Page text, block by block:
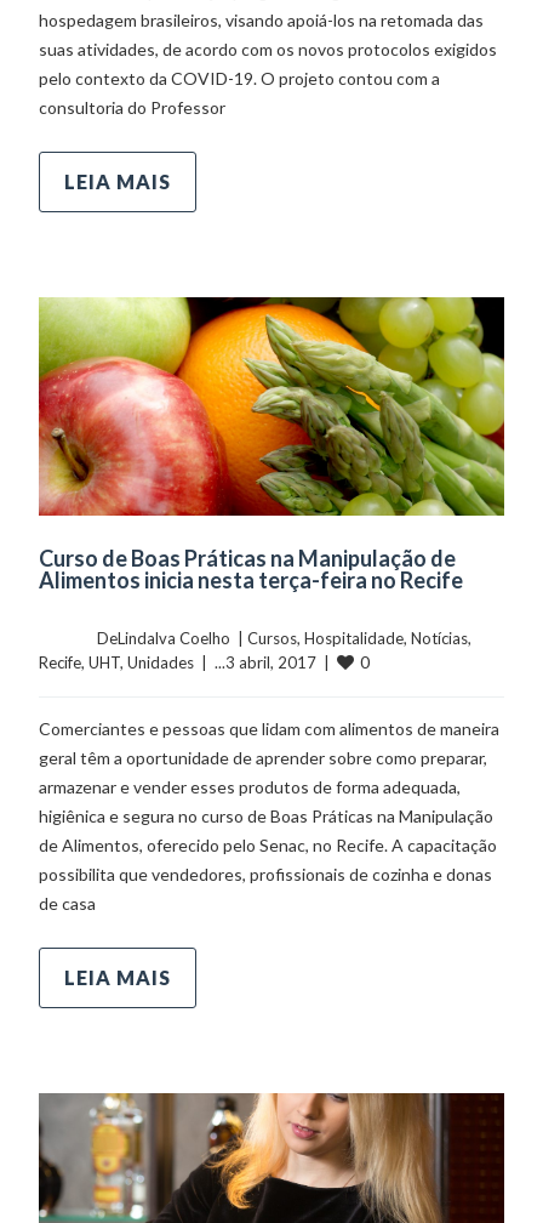
hospedagem brasileiros, visando apoiá-los na retomada das
suas atividades, de acordo com os novos protocolos exigidos
pelo contexto da COVID-19. O projeto contou com a
consultoria do Professor
LEIA MAIS
Curso de Boas Práticas na Manipulação de
Alimentos inicia nesta terça-feira no Recife
	    	DeLindalva Coelho  |
Cursos, Hospitalidade, Notícias
Recife, UHT, Unidades
  |  ...3 abril, 2017  |
0
Comerciantes e pessoas que lidam com alimentos de maneira
geral têm a oportunidade de aprender sobre como preparar,
armazenar e vender esses produtos de forma adequada,
higiênica e segura no curso de Boas Práticas na Manipulação
de Alimentos, oferecido pelo Senac, no Recife. A capacitação
possibilita que vendedores, profissionais de cozinha e donas
de casa
LEIA MAIS